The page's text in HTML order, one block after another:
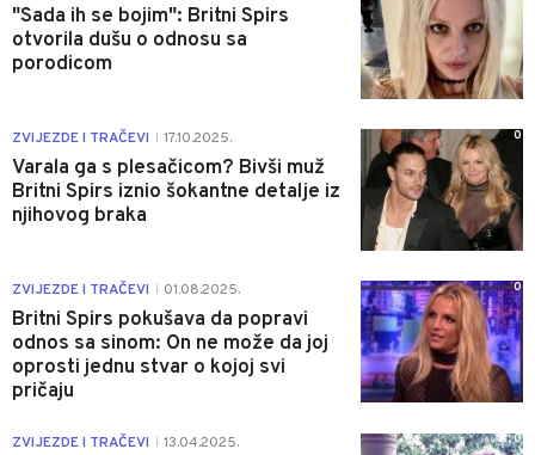
"Sada ih se bojim": Britni Spirs
otvorila dušu o odnosu sa
porodicom
ZVIJEZDE I TRAČEVI 17.10.2025.
Varala ga s plesačicom? Bivši muž
Britni Spirs iznio šokantne detalje iz
njihovog braka
0
ZVIJEZDE I TRAČEVI 01.08.2025.
Britni Spirs pokušava da popravi
odnos sa sinom: On ne može da joj
oprosti jednu stvar o kojoj svi
pričaju
0
ZVIJEZDE I TRAČEVI 13.04.2025. 0